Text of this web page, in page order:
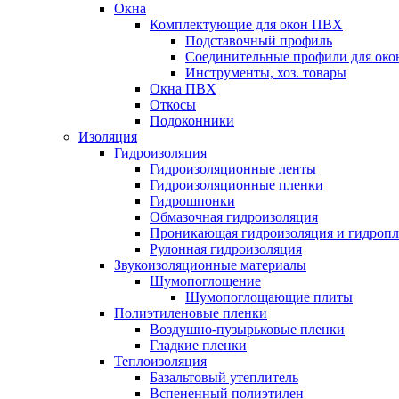
Окна
Комплектующие для окон ПВХ
Подставочный профиль
Соединительные профили для
Инструменты, хоз. товары
Окна ПВХ
Откосы
Подоконники
Изоляция
Гидроизоляция
Гидроизоляционные ленты
Гидроизоляционные пленки
Гидрошпонки
Обмазочная гидроизоляция
Проникающая гидроизоляция и
Рулонная гидроизоляция
Звукоизоляционные материалы
Шумопоглощение
Шумопоглощающие плиты
Полиэтиленовые пленки
Воздушно-пузырьковые пленки
Гладкие пленки
Теплоизоляция
Базальтовый утеплитель
Вспененный полиэтилен